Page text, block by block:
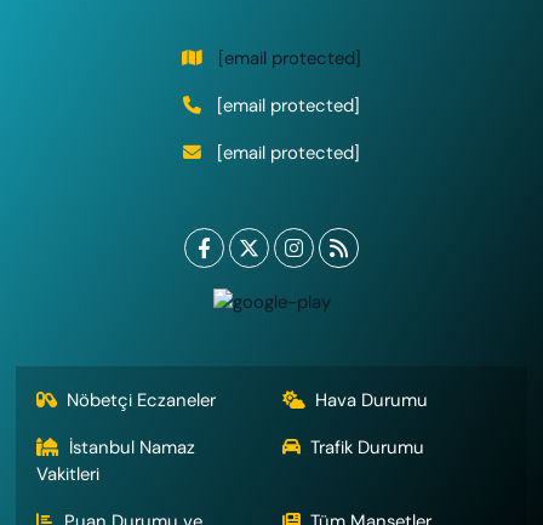
[email protected]
[email protected]
[email protected]
Nöbetçi Eczaneler
Hava Durumu
İstanbul Namaz
Vakitleri
Trafik Durumu